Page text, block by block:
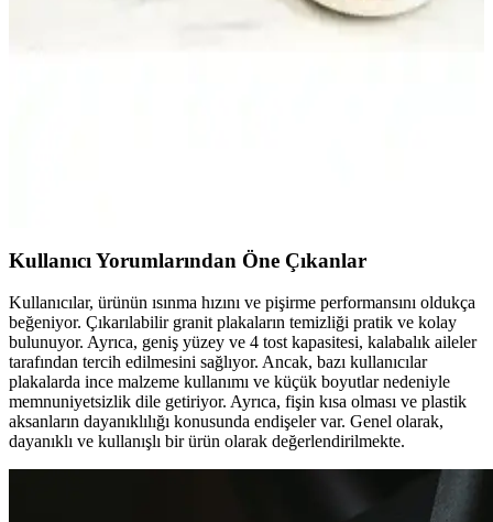
Karaca Gastro Classic ve Schafer Contempo modellerinin
özellikleri, kullanıcı yorumları ve performansları detaylı
Kullanıcı Yorumlarından Öne Çıkanlar
Kullanıcılar, ürünün ısınma hızını ve pişirme performansını oldukça
beğeniyor. Çıkarılabilir granit plakaların temizliği pratik ve kolay
bulunuyor. Ayrıca, geniş yüzey ve 4 tost kapasitesi, kalabalık aileler
tarafından tercih edilmesini sağlıyor. Ancak, bazı kullanıcılar
plakalarda ince malzeme kullanımı ve küçük boyutlar nedeniyle
memnuniyetsizlik dile getiriyor. Ayrıca, fişin kısa olması ve plastik
aksanların dayanıklılığı konusunda endişeler var. Genel olarak,
dayanıklı ve kullanışlı bir ürün olarak değerlendirilmekte.